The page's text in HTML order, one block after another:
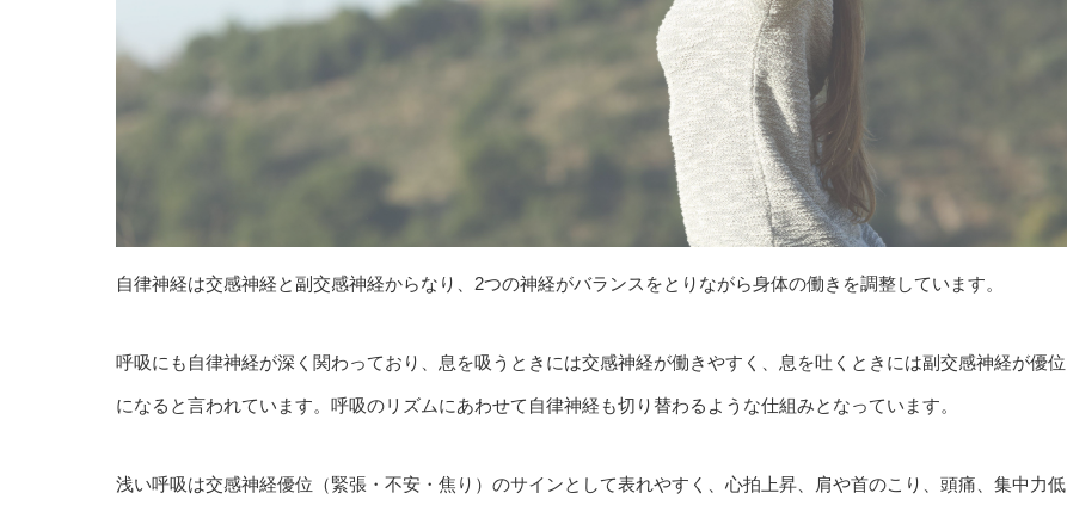
自律神経は交感神経と副交感神経からなり、2つの神経がバランスをとりながら身体の働きを調整しています。
呼吸にも自律神経が深く関わっており、息を吸うときには交感神経が働きやすく、息を吐くときには副交感神経が優位
になると言われています。呼吸のリズムにあわせて自律神経も切り替わるような仕組みとなっています。
浅い呼吸は交感神経優位（緊張・不安・焦り）のサインとして表れやすく、心拍上昇、肩や首のこり、頭痛、集中力低